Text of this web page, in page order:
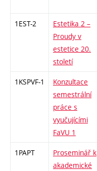
1EST-2
Estetika 2 –
Proudy v
estetice 20.
století
1KSPVF-1
Konzultace
semestrální
práce s
vyučujícími
FaVU 1
1PAPT
Proseminář k
akademické